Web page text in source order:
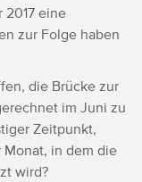
2017 eine
zur Folge haben
die Brücke zur
im Juni zu
Zeitpunkt,
in dem die
wird?